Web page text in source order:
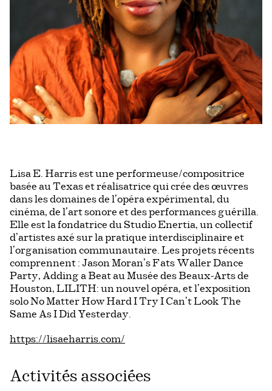
Lisa E. Harris est une performeuse/compositrice
basée au Texas et réalisatrice qui crée des œuvres
dans les domaines de l’opéra expérimental, du
cinéma, de l’art sonore et des performances guérilla.
Elle est la fondatrice du Studio Enertia, un collectif
d’artistes axé sur la pratique interdisciplinaire et
l’organisation communautaire. Les projets récents
comprennent : Jason Moran’s Fats Waller Dance
Party, Adding a Beat au Musée des Beaux-Arts de
Houston, LILITH: un nouvel opéra, et l’exposition
solo No Matter How Hard I Try I Can’t Look The
Same As I Did Yesterday.
https://lisaeharris.com/
Activités associées